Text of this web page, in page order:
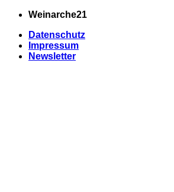
Zum
springen
Weinarche21
Datenschutz
Impressum
Newsletter